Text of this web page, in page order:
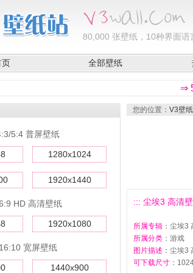
80,000 张壁纸，10种界面语
页 全部壁纸
⇒
5:4 普屏壁纸
1280x1024
1920x1440
HD 高清壁纸
1920x1080
16:10 宽屏壁纸
1440x900
您的位置： V3壁
::: 尘埃3 高清
所属专辑 ：尘埃3
所属分类 ：游戏
图片描述 ：尘埃3
可下载尺寸 ：